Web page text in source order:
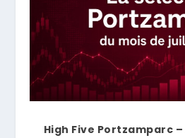
High Five Portzamparc